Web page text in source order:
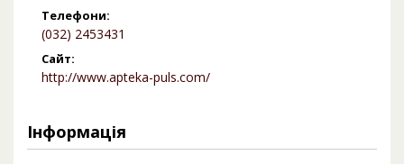
Телефони:
(032) 2453431
Сайт:
http://www.apteka-puls.com/
Інформація